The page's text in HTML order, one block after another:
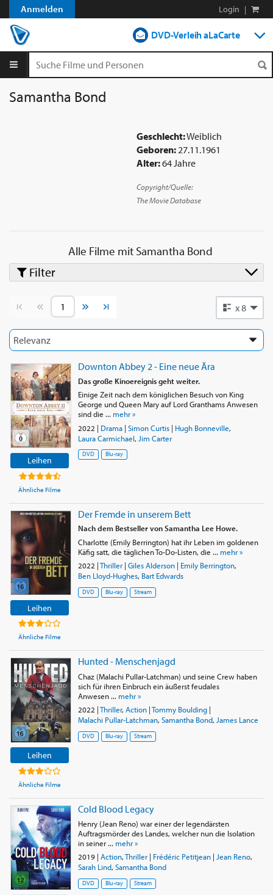
Anmelden Login |
DVD-Verleih aLaCarte
Geschlecht:Weiblich
Geboren:27.11.1961
Alter:64 Jahre
Copyright/Quelle:
The Movie Database
Samantha Bond
Alle Filme mitSamantha Bond
Vorherige SeiteNächste Seite x 8
Leihen
Ähnliche Filme
Downton Abbey 2 - Eine neue Ära
Das große Kinoereignis geht weiter.
Einige Zeit nach dem königlichen Besuch von King
George und Queen Mary auf Lord Granthams Anwesen
sind die ... mehr »
2022 | Drama| Simon Curtis| Hugh Bonneville,
Laura Carmichael, Jim Carter
DVD Blu-ray
Leihen
Ähnliche Filme
Der Fremde in unserem Bett
Nach dem Bestseller von Samantha Lee Howe.
Charlotte (Emily Berrington) hat ihr Leben im goldenen
Käfig satt, die täglichen To-Do-Listen, die ... mehr »
2022 |Thriller| Giles Alderson| Emily Berrington,
Ben Lloyd-Hughes, Bart Edwards
DVD Blu-ray Stream
Leihen
Ähnliche Filme
Hunted - Menschenjagd
Chaz (Malachi Pullar-Latchman) und seine Crew haben
sich für ihren Einbruch ein äußerst feudales
Anwesen ... mehr »
2022 |Thriller, Action|Tommy Boulding|
Malachi Pullar-Latchman, Samantha Bond, James Lance
DVD Blu-ray Stream
Cold Blood Legacy
Henry (Jean Reno) war einer der legendärsten
Auftragsmörder des Landes, welcher nun die Isolation
in seiner ... mehr »
2019| Action,Thriller| Frédéric Petitjean| Jean Reno,
Sarah Lind, Samantha Bond
DVD Blu-ray Stream
Filter